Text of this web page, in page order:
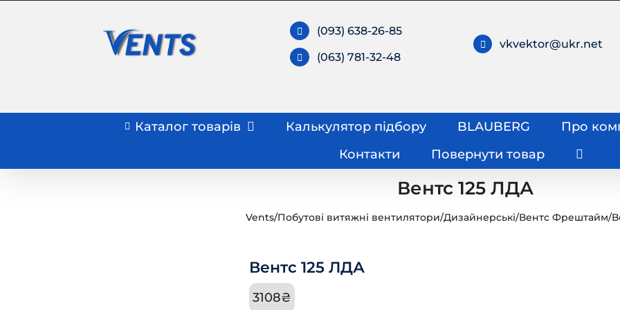
(093) 638-26-85
(063) 781-32-48
vkvektor@ukr.net
Каталог товарів Калькулятор підбору BLAUBERG
Про
Контакти
Повернути товар
Вентс 125 ЛДА
Vents/Побутові витяжні вентилятори/Дизайнерські/Вентс Фрештайм/
Вентс 125 ЛДА
3108₴